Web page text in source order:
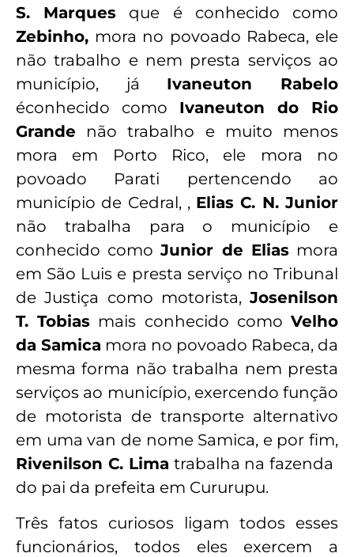
S. Marques que é conhecido como
Zebinho, mora no povoado Rabeca, ele
não trabalho e nem presta serviços ao
município, já Ivaneuton Rabelo
éconhecido como Ivaneuton do Rio
Grande não trabalho e muito menos
mora em Porto Rico, ele mora no
povoado Parati pertencendo ao
município de Cedral, , Elias C. N. Junior
não trabalha para o município e
conhecido comoJunior de Elias mora
em São Luis e presta serviço no Tribunal
de Justiça como motorista,Josenilson
T. Tobias mais conhecido comoVelho
da Samica mora no povoado Rabeca, da
mesma forma não trabalha nem presta
serviços ao município, exercendo função
de motorista de transporte alternativo
em uma van de nome Samica, e por fim,
Rivenilson C. Lima trabalha na fazenda
do pai da prefeita em Cururupu.
Três fatos curiosos ligam todos esses
funcionários, todos eles exercem a